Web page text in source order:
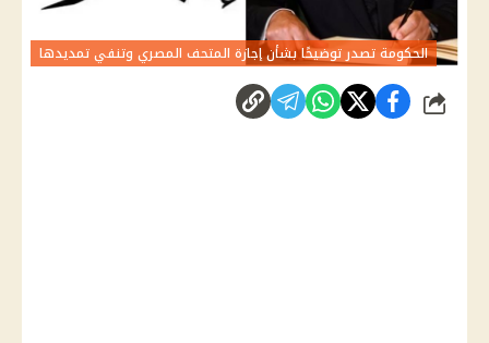
الحكومة تصدر توضيحًا بشأن إجازة المتحف المصري وتنفي تمديدها
شارك